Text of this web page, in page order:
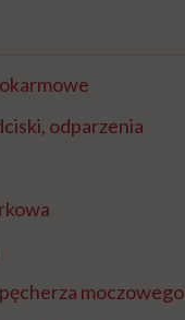
odparzenia
moczowego